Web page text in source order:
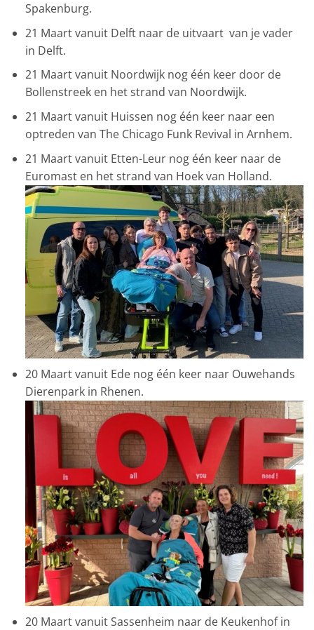
Spakenburg.
21 Maart vanuit Delft naar de uitvaart van je vader
in Delft.
21 Maart vanuit Noordwijk nog één keer door de
Bollenstreek en het strand van Noordwijk.
21 Maart vanuit Huissen nog één keer naar een
optreden van The Chicago Funk Revival in Arnhem.
21 Maart vanuit Etten-Leur nog één keer naar de
Euromast en het strand van Hoek van Holland.
20 Maart vanuit Ede nog één keer naar Ouwehands
Dierenpark in Rhenen.
20 Maart vanuit Sassenheim naar de Keukenhof in